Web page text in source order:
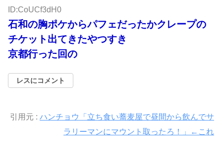
ID:CoUCf3dH0
石和の胸ポケからパフェだったかクレープの
チケット出てきたやつすき
京都行った回の
レスにコメント
引用元 : ハンチョウ「立ち食い蕎麦屋で昼間から飲んでサ
ラリーマンにマウント取ったろ！」←これ